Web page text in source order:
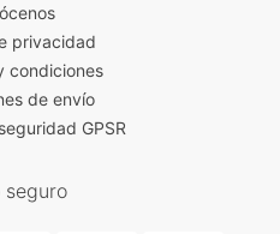
privacidad
condiciones
de envío
GPSR
seguro